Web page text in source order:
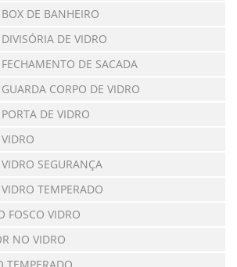
DE BANHEIRO
DE VIDRO
DE SACADA
CORPO DE VIDRO
DE VIDRO
SEGURANÇA
TEMPERADO
FOSCO VIDRO
NO VIDRO